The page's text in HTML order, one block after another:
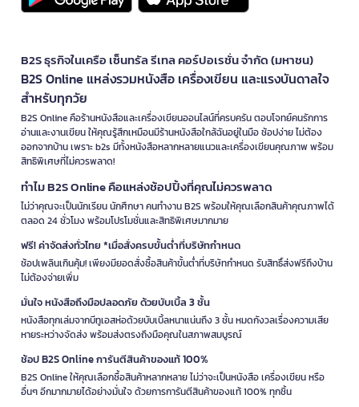
B2S ธุรกิจในเครือ เซ็นทรัล รีเทล คอร์ปอเรชั่น จำกัด (มหาชน)
B2S Online แหล่งรวมหนังสือ เครื่องเขียน และแรงบันดาลใจ
สำหรับทุกวัย
B2S Online คือร้านหนังสือและเครื่องเขียนออนไลน์ที่ครบครัน ตอบโจทย์คนรักการ
อ่านและงานเขียน ให้คุณรู้สึกเหมือนมีร้านหนังสือใกล้ฉันอยู่ในมือ ช้อปง่าย ไม่ต้อง
ออกจากบ้าน เพราะ b2s มีทั้งหนังสือหลากหลายแนวและเครื่องเขียนคุณภาพ พร้อม
สิทธิพิเศษที่ไม่ควรพลาด!
ทำไม B2S Online คือแหล่งช้อปปิ้งที่คุณไม่ควรพลาด
ไม่ว่าคุณจะเป็นนักเรียน นักศึกษา คนทำงาน B2S พร้อมให้คุณเลือกสินค้าคุณภาพได้
ตลอด 24 ชั่วโมง พร้อมโปรโมชั่นและสิทธิพิเศษมากมาย
ฟรี! ค่าจัดส่งทั่วไทย *เมื่อสั่งครบขั้นต่ำที่บริษัทกำหนด
ช้อปเพลินเกินคุ้ม! เพียงมียอดสั่งซื้อสินค้าขั้นต่ำที่บริษัทกำหนด รับสิทธิ์ส่งฟรีถึงบ้าน
ไม่ต้องจ่ายเพิ่ม
มั่นใจ หนังสือถึงมือปลอดภัย ด้วยบับเบิ้ล 3 ชั้น
หนังสือทุกเล่มจากบีทูเอสห่อด้วยบับเบิ้ลหนาแน่นถึง 3 ชั้น หมดกังวลเรื่องความเสีย
หายระหว่างจัดส่ง พร้อมส่งตรงถึงมือคุณในสภาพสมบูรณ์
ช้อป B2S Online การันตีสินค้าของแท้ 100%
B2S Online ให้คุณเลือกซื้อสินค้าหลากหลาย ไม่ว่าจะเป็นหนังสือ เครื่องเขียน หรือ
อื่นๆ อีกมากมายได้อย่างมั่นใจ ด้วยการการันตีสินค้าของแท้ 100% ทุกชิ้น